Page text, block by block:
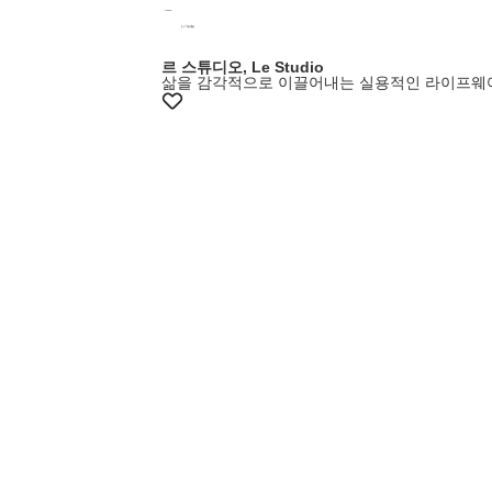
르 스튜디오, Le Studio
삶을 감각적으로 이끌어내는 실용적인 라이프웨